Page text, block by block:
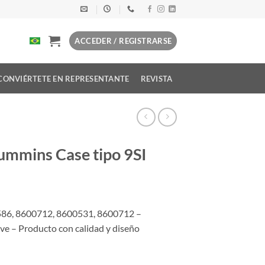
ACCEDER / REGISTRARSE
EN REPRESENTANTE REVISTA
Case tipo 9SI
8600712, 8600531, 8600712 –
– Producto con calidad y diseño